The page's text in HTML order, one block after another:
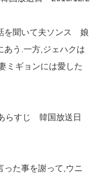
を聞いて夫ソンス 娘
あう.一方,ジェハクは
ミギョンには愛した
らすじ 韓国放送日
った事を謝って,ウニ